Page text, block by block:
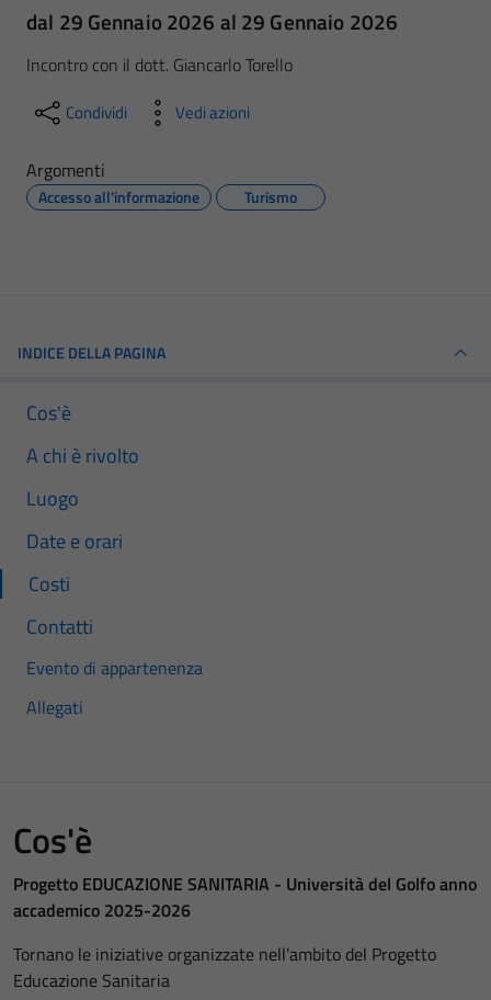
dal 29 Gennaio 2026 al 29 Gennaio 2026
Incontro con il dott. Giancarlo Torello
Condividi Vedi azioni
Argomenti
Accesso all'informazione Turismo
INDICE DELLA PAGINA
Cos'è
A chi è rivolto
Luogo
Date e orari
Costi
Contatti
Evento di appartenenza
Allegati
Cos'è
Progetto EDUCAZIONE SANITARIA - Università del Golfo anno
accademico 2025-2026
Tornano le iniziative organizzate nell’ambito del Progetto
Educazione Sanitaria